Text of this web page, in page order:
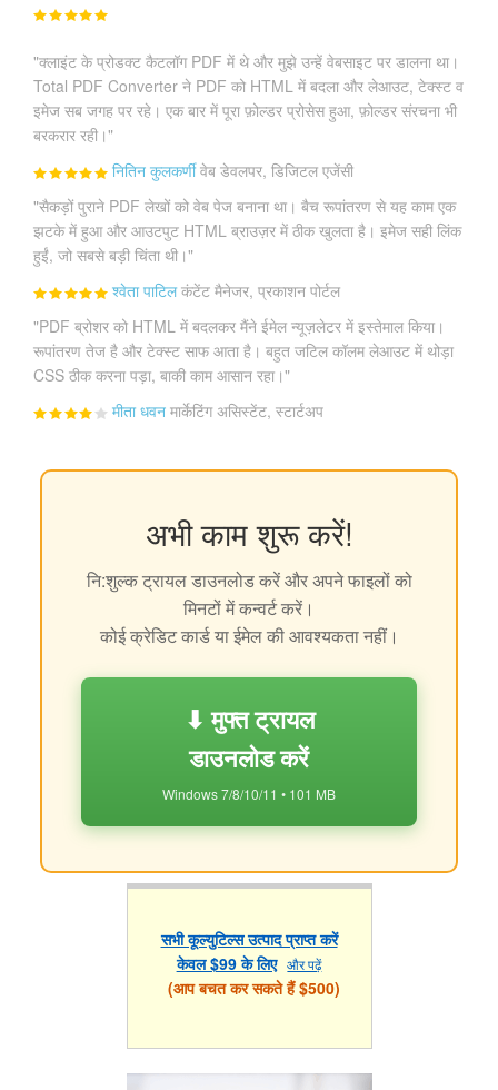
"क्लाइंट के प्रोडक्ट कैटलॉग PDF में थे और मुझे उन्हें वेबसाइट पर डालना था।
Total PDF Converter ने PDF को HTML में बदला और लेआउट, टेक्स्ट व
इमेज सब जगह पर रहे। एक बार में पूरा फ़ोल्डर प्रोसेस हुआ, फ़ोल्डर संरचना भी
बरकरार रही।"
नितिन कुलकर्णी वेब डेवलपर, डिजिटल एजेंसी
"सैकड़ों पुराने PDF लेखों को वेब पेज बनाना था। बैच रूपांतरण से यह काम एक
झटके में हुआ और आउटपुट HTML ब्राउज़र में ठीक खुलता है। इमेज सही लिंक
हुईं, जो सबसे बड़ी चिंता थी।"
श्वेता पाटिल कंटेंट मैनेजर, प्रकाशन पोर्टल
"PDF ब्रोशर को HTML में बदलकर मैंने ईमेल न्यूज़लेटर में इस्तेमाल किया।
रूपांतरण तेज है और टेक्स्ट साफ आता है। बहुत जटिल कॉलम लेआउट में थोड़ा
CSS ठीक करना पड़ा, बाकी काम आसान रहा।"
मीता धवन मार्केटिंग असिस्टेंट, स्टार्टअप
अभी काम शुरू करें!
नि:शुल्क ट्रायल डाउनलोड करें और अपने फाइलों को
मिनटों में कन्वर्ट करें।
कोई क्रेडिट कार्ड या ईमेल की आवश्यकता नहीं।
⬇ मुफ्त ट्रायल
डाउनलोड करें
Windows 7/8/10/11 • 101 MB
सभी कूल्युटिल्स उत्पाद प्राप्त करें
केवल $99 के लिए और पढ़ें
(आप बचत कर सकते हैं $500)